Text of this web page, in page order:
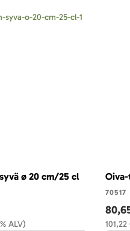
ø 20 cm/25 cl
ALV)
70517
101,22